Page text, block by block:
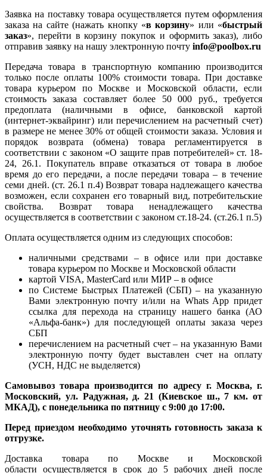
Заявка на поставку товара осуществляется путем оформления
заказа на сайте (нажать кнопку «в корзину» или «быстрый
заказ», перейти в корзину покупок и оформить заказ), либо
отправив заявку на нашу электронную почту info@poolbox.ru
Передача товара в транспортную компанию производится
только после оплаты 100% стоимости товара. При доставке
товара курьером по Москве и Московской области, если
стоимость заказа составляет более 50 000 руб., требуется
предоплата (наличными в офисе, банковской картой
(интернет-эквайринг) или перечислением на расчетный счет)
в размере не менее 30% от общей стоимости заказа. Условия и
порядок возврата (обмена) товара регламентируется в
соответствии с законом «О защите прав потребителей» ст. 18-
24, 26.1. Покупатель вправе отказаться от товара в любое
время до его передачи, а после передачи товара – в течение
семи дней. (ст. 26.1 п.4) Возврат товара надлежащего качества
возможен, если сохранен его товарный вид, потребительские
свойства. Возврат товара ненадлежащего качества
осуществляется в соответствии с законом ст.18-24. (ст.26.1 п.5)
Оплата осуществляется одним из следующих способов:
наличными средствами – в офисе или при доставке
товара курьером по Москве и Московской области
картой VISA, MasterCard или МИР – в офисе
по Системе Быстрых Платежей (СБП) – на указанную
Вами электронную почту и/или на Whats App придет
ссылка для перехода на страницу нашего банка (АО
«Альфа-банк») для последующей оплаты заказа через
СБП
перечислением на расчетный счет – на указанную Вами
электронную почту будет выставлен счет на оплату
(УСН, НДС не выделяется)
Самовывоз товара производится по адресу г. Москва, г.
Московский, ул. Радужная, д. 21 (Киевское ш., 7 км. от
МКАД), с понедельника по пятницу с 9:00 до 17:00.
Перед приездом необходимо уточнять готовность заказа к
отгрузке.
Доставка товара по Москве и Московской
области осуществляется в срок до 5 рабочих дней после